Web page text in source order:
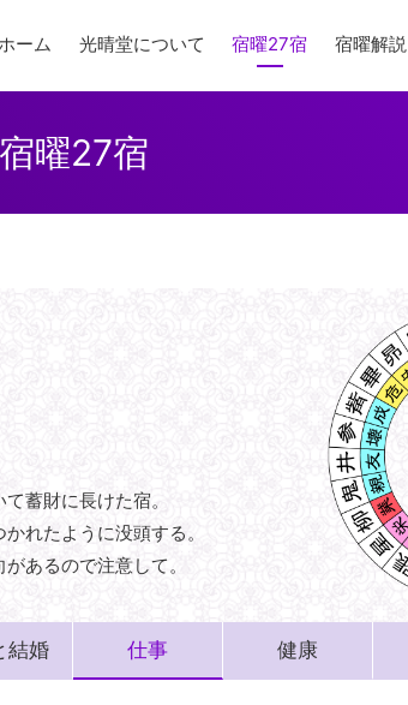
ーム 光晴堂について 宿曜27宿 宿曜解説
宿曜27宿
蓄財に長けた宿。
れたように没頭する。
あるので注意して。
結婚 仕事 健康